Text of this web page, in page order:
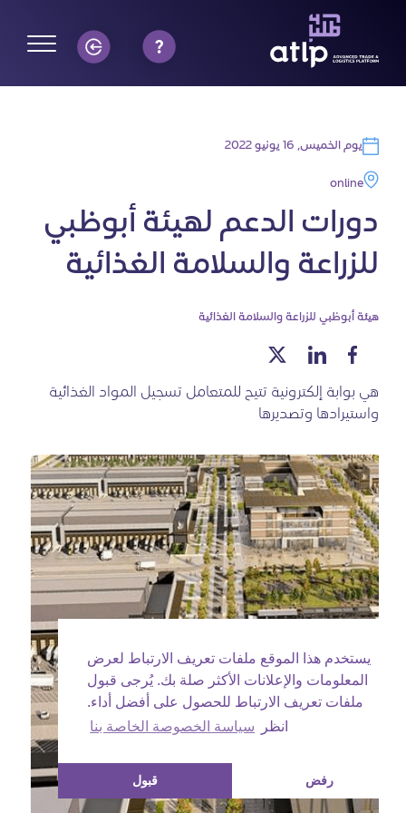
يستخدم هذا الموقع ملفات تعريف الارتباط لعرض
المعلومات والإعلانات الأكثر صلة بك. يُرجى قبول
ملفات تعريف الارتباط للحصول على أفضل أداء.
انظر
سياسة الخصوصة الخاصة بنا
رفض قبول
يوم الخميس, 16 يونيو 2022
online
دورات الدعم لهيئة أبوظبي
للزراعة والسلامة الغذائية
هيئة أبوظبي للزراعة والسلامة الغذائية
هي بوابة إلكترونية تتيح للمتعامل تسجيل المواد الغذائية
واستيرادها وتصديرها